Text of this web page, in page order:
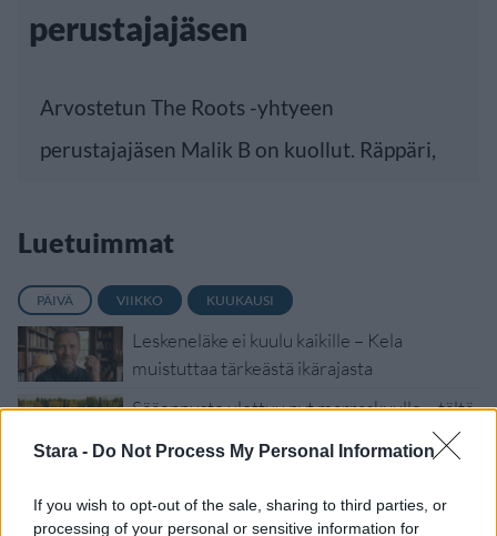
Stara - Do Not Process My Personal Information
If you wish to opt-out of the sale, sharing to third parties, or
processing of your personal or sensitive information for
perustajajäsen
Arvostetun The Roots -yhtyeen
perustajajäsen Malik B on kuollut. Räppäri,
Luetuimmat
PÄIVÄ VIIKKO KUUKAUSI
Leskeneläke ei kuulu kaikille – Kela
muistuttaa tärkeästä ikärajasta
Sääennuste ulottuu nyt marraskuulle – tältä
toinen lentoyhtiö – matkustajille tärkeä